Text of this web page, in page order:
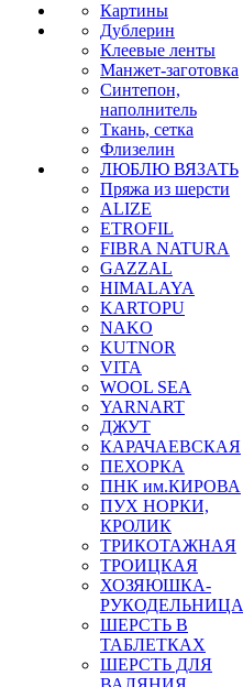
Картины
Дублерин
Клеевые ленты
Манжет-заготовка
Синтепон,
наполнитель
Ткань, сетка
Флизелин
ЛЮБЛЮ ВЯЗАТЬ
Пряжа из шерсти
ALIZE
ETROFIL
FIBRA NATURA
GAZZAL
HIMALAYA
KARTOPU
NAKO
KUTNOR
VITA
WOOL SEA
YARNART
ДЖУТ
КАРАЧАЕВСКАЯ
ПЕХОРКА
ПНК им.КИРОВА
ПУХ НОРКИ,
КРОЛИК
ТРИКОТАЖНАЯ
ТРОИЦКАЯ
ХОЗЯЮШКА-
РУКОДЕЛЬНИЦА
ШЕРСТЬ В
ТАБЛЕТКАХ
ШЕРСТЬ ДЛЯ